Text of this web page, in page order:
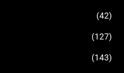
(42)
(127)
(143)